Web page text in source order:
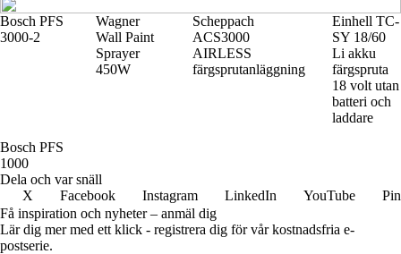
Bosch PFS
3000-2
Wagner
Wall Paint
Sprayer
450W
Scheppach
ACS3000
AIRLESS
färgsprutanläggning
Einhell TC-
SY 18/60
Li akku
färgspruta
18 volt utan
batteri och
laddare
Bosch PFS
1000
Dela och var snäll
X
Facebook Instagram LinkedIn YouTube
Få inspiration och nyheter – anmäl dig
Lär dig mer med ett klick - registrera dig för vår kostnadsfria e-
postserie.